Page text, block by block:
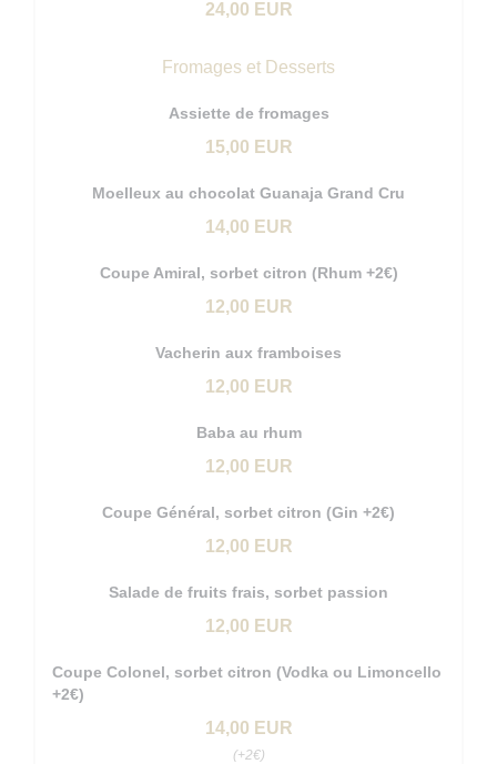
24,00 EUR
Fromages et Desserts
Assiette de fromages
15,00 EUR
Moelleux au chocolat Guanaja Grand Cru
14,00 EUR
Coupe Amiral, sorbet citron (Rhum +2€)
12,00 EUR
Vacherin aux framboises
12,00 EUR
Baba au rhum
12,00 EUR
Coupe Général, sorbet citron (Gin +2€)
12,00 EUR
Salade de fruits frais, sorbet passion
12,00 EUR
Coupe Colonel, sorbet citron (Vodka ou Limoncello
+2€)
14,00 EUR
(+2€)